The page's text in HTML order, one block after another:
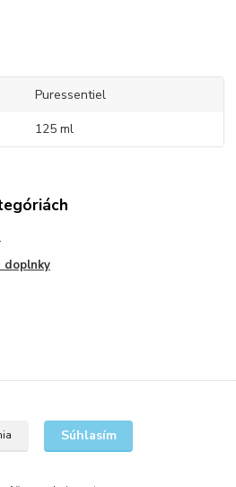
Puressentiel
125 ml
doplnky
Súhlasím